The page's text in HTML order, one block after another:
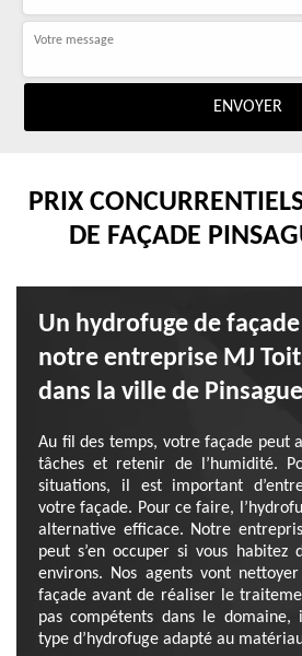
PRIX
DE FAÇADE
Un hydrofuge de
notre entreprise MJ
dans la ville de
Au fil des temps, votre façade peut
tâches et retenir de l’humidité.
situations, il est important
votre façade. Pour ce faire,
alternative efficace. Notre
peut s’en occuper si vous habitez
environs. Nos agents vont
façade avant de réaliser le
pas compétents dans le
type d’hydrofuge adapté au